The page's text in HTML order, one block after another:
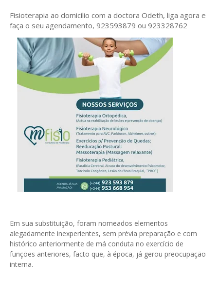
Fisioterapia ao domicílio com a doctora Odeth, liga agora e
faça o seu agendamento, 923593879 ou 923328762
Em sua substituição, foram nomeados elementos
alegadamente inexperientes, sem prévia preparação e com
histórico anteriormente de má conduta no exercício de
funções anteriores, facto que, à época, já gerou preocupação
interna.